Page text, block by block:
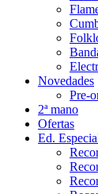
Novedades
Pre-
2ª mano
Ofertas
Ed.